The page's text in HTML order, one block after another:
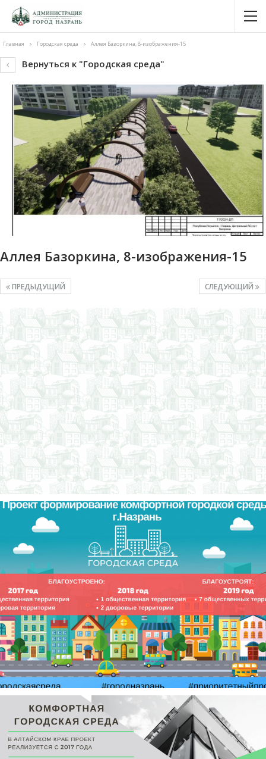
Главная Городская среда Аллея Базоркина, 8-изображения-15
Вернуться к "Городская среда"
Аллея Базоркина, 8-изображения-15
СЛЕДУЮЩИЙ
ПРЕДЫДУЩИЙ